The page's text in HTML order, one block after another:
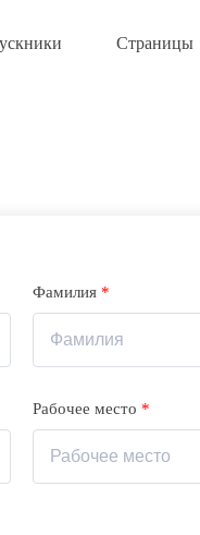
Страницы
Фамилия *
Рабочее место *